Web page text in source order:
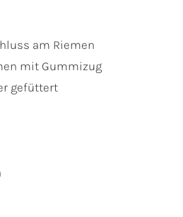
am Riemen
mit Gummizug
gefüttert